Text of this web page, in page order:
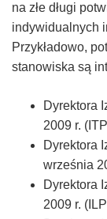
na złe długi
indywidualnych
Przykładowo,
stanowiska są
Dyrektora
2009 r.
Dyrektora
września
Dyrektora
2009 r.